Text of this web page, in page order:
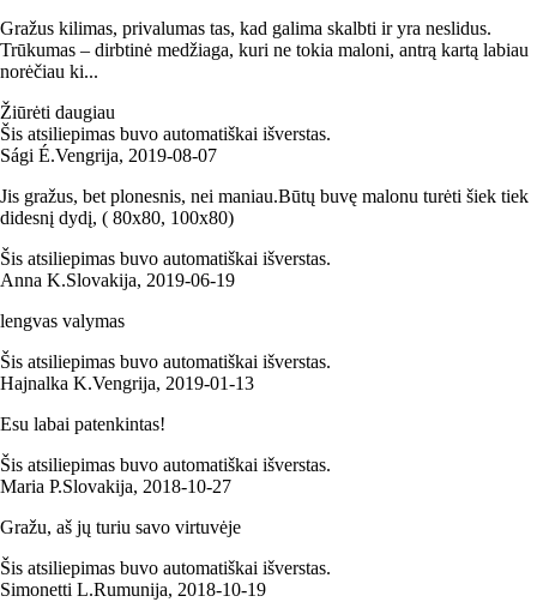
Gražus kilimas, privalumas tas, kad galima skalbti ir yra neslidus.
Trūkumas – dirbtinė medžiaga, kuri ne tokia maloni, antrą kartą labiau
norėčiau ki...
Žiūrėti daugiau
Šis atsiliepimas buvo automatiškai išverstas.
Sági É.Vengrija, 2019‑08‑07
Jis gražus, bet plonesnis, nei maniau.Būtų buvę malonu turėti šiek tiek
didesnį dydį, ( 80x80, 100x80)
Šis atsiliepimas buvo automatiškai išverstas.
Anna K.Slovakija, 2019‑06‑19
lengvas valymas
Šis atsiliepimas buvo automatiškai išverstas.
Hajnalka K.Vengrija, 2019‑01‑13
Esu labai patenkintas!
Šis atsiliepimas buvo automatiškai išverstas.
Maria P.Slovakija, 2018‑10‑27
Gražu, aš jų turiu savo virtuvėje
Šis atsiliepimas buvo automatiškai išverstas.
Simonetti L.Rumunija, 2018‑10‑19